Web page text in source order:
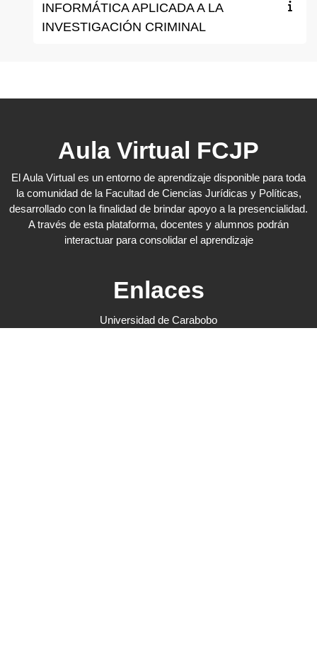
INFORMÁTICA APLICADA A LA
INVESTIGACIÓN CRIMINAL
Aula Virtual FCJP
El Aula Virtual es un entorno de aprendizaje disponible para toda
la comunidad de la Facultad de Ciencias Jurídicas y Políticas,
desarrollado con la finalidad de brindar apoyo a la presencialidad.
A través de esta plataforma, docentes y alumnos podrán
interactuar para consolidar el aprendizaje
Enlaces
Universidad de Carabobo